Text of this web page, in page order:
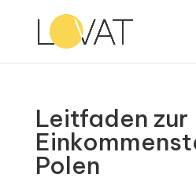
Leitfaden zur
Polen